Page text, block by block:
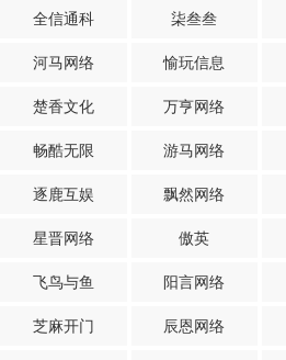
全信通科 柒叁叁
河马网络 愉玩信息
楚香文化 万亨网络
畅酷无限 游马网络
逐鹿互娱 飘然网络
星晋网络 傲英
飞鸟与鱼 阳言网络
芝麻开门 辰恩网络